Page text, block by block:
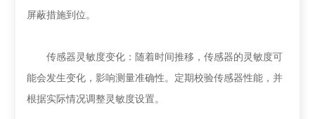
屏蔽措施到位。
传感器灵敏度变化：随着时间推移，传感器的灵敏度可
能会发生变化，影响测量准确性。定期校验传感器性能，并
根据实际情况调整灵敏度设置。